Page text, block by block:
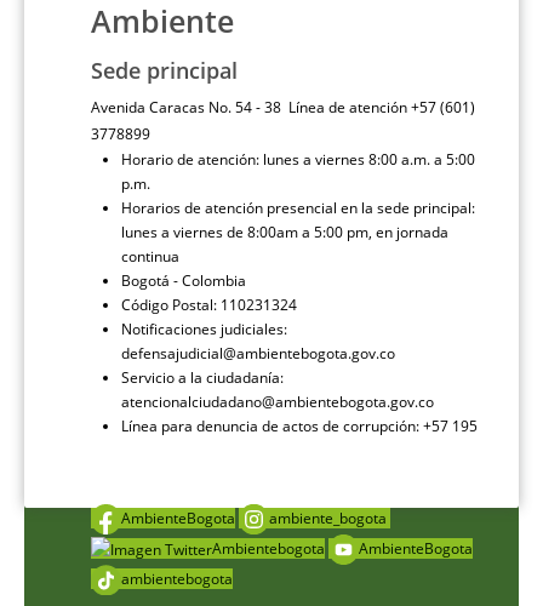
Ambiente
Sede principal
Avenida Caracas No. 54 - 38 Línea de atención +57 (601)
3778899
Horario de atención: lunes a viernes 8:00 a.m. a 5:00
p.m.
Horarios de atención presencial en la sede principal:
lunes a viernes de 8:00am a 5:00 pm, en jornada
continua
Bogotá - Colombia
Código Postal: 110231324
Notificaciones judiciales:
defensajudicial@ambientebogota.gov.co
Servicio a la ciudadanía:
atencionalciudadano@ambientebogota.gov.co
Línea para denuncia de actos de corrupción: +57 195
AmbienteBogota
ambiente_bogota
Ambientebogota
AmbienteBogota
ambientebogota